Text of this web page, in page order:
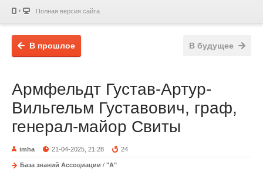
Полная версия сайта
В будущее
В прошлое
Армфельдт Густав-Артур-
Вильгельм Густавович, граф,
генерал-майор Свиты
imha 21-04-2025, 21:28 24
База знаний Ассоциации / "А"